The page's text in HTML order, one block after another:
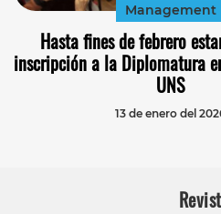
Management
Hasta fines de febrero
inscripción a la Diplomatura
UNS
13 de enero del